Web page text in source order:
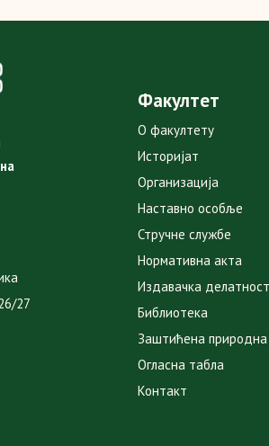
27
Факултет
О факултету
Историјат
Организација
Наставно особље
Стручне службе
Нормативна акта
Издавачка делатност
Библиотека
Заштићена
Огласна табла
Контакт